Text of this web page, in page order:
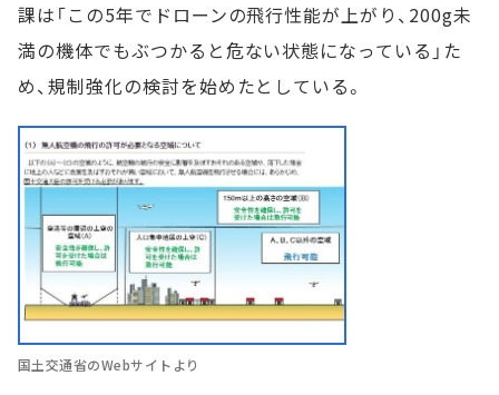
課は「この5年でドローンの飛行性能が上がり、200g未
満の機体でもぶつかると危ない状態になっている」た
め、規制強化の検討を始めたとしている。
国土交通省のWebサイトより